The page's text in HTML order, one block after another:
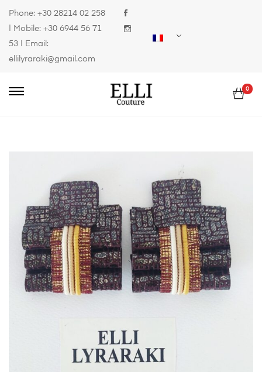
Phone: +30 28214 02 258
| Mobile: +30 6944 56 71
53 | Email:
ellilyraraki@gmail.com
0